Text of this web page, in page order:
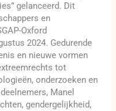
gelanceerd. Dit
en
Oxford
2024. Gedurende
en nieuwe vormen
tot
onderzoeken en
Manel
gendergelijkheid,